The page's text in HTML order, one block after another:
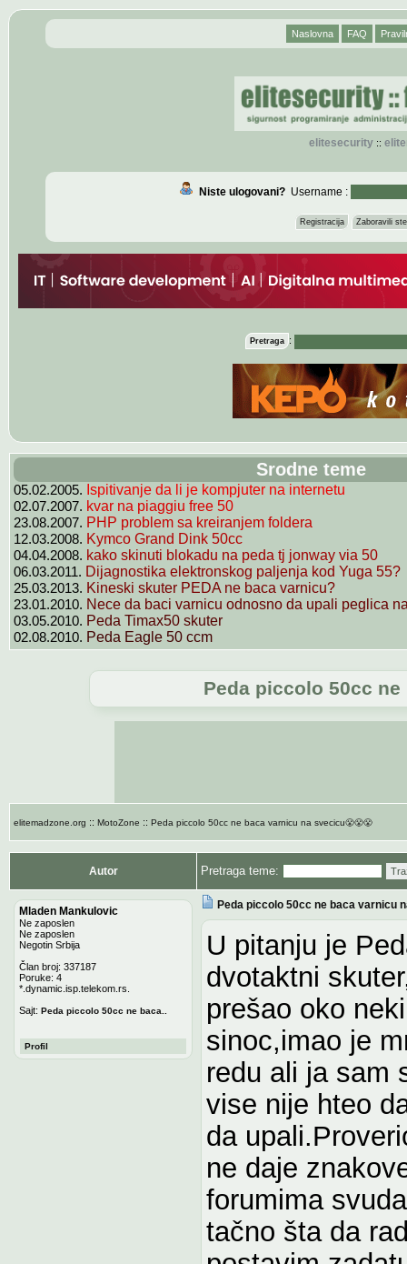
Naslovna FAQ
elitesecurity::
Niste ulogovani?Username :
Registracija Zaboravili
Pretraga :
Srodne teme
05.02.2005. Ispitivanje da li je kompjuter na internetu
02.07.2007. kvar na piaggiu free 50
23.08.2007. PHP problem sa kreiranjem foldera
12.03.2008. Kymco Grand Dink 50cc
04.04.2008. kako skinuti blokadu na peda tj jonway via 50
06.03.2011. Dijagnostika elektronskog paljenja kod Yuga 55?
25.03.2013. Kineski skuter PEDA ne baca varnicu?
23.01.2010. Nece da baci varnicu odnosno da upali peglica
03.05.2010. Peda Timax50 skuter
02.08.2010. Peda Eagle 50 ccm
Peda piccolo 50cc
elitemadzone.org :: MotoZone :: Peda piccolo 50cc ne baca varnicu na svecicu😤😤😤
Autor Pretraga teme:
Mladen Mankulovic
Ne zaposlen
Ne zaposlen
Negotin Srbija
Član broj: 337187
Poruke: 4
*.dynamic.isp.telekom.rs.
Sajt: Peda piccolo 50cc ne baca..
Profil
Peda piccolo 50cc ne baca varnicu
U pitanju je
dvotaktni
prešao oko
sinoc,imao je
redu ali ja sam
vise nije hteo
da
ne daje
forumima
tačno šta da